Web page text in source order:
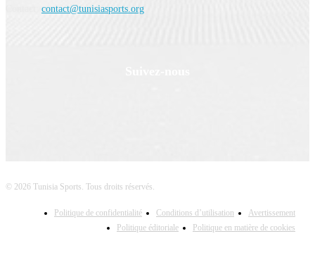
contact@tunisiasports.org
© 2026 Tunisia Sports. Tous droits réservés.
Politique de confidentialité Conditions d’utilisation
Avertissement
Politique éditoriale
Politique en matière de cookies